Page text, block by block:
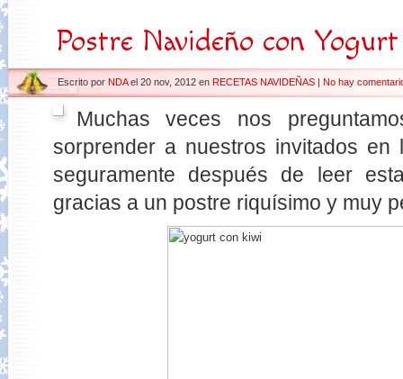
Postre Navideño con Yogurt
Escrito por NDAel 20 nov, 2012 en RECETAS NAVIDEÑAS| No hay
Muchas veces nos
sorprender a nuestros invitados
seguramente después de leer
gracias a un postre riquísimo y muy